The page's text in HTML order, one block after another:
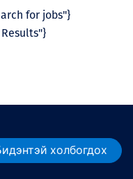
for jobs"}
холбогдох